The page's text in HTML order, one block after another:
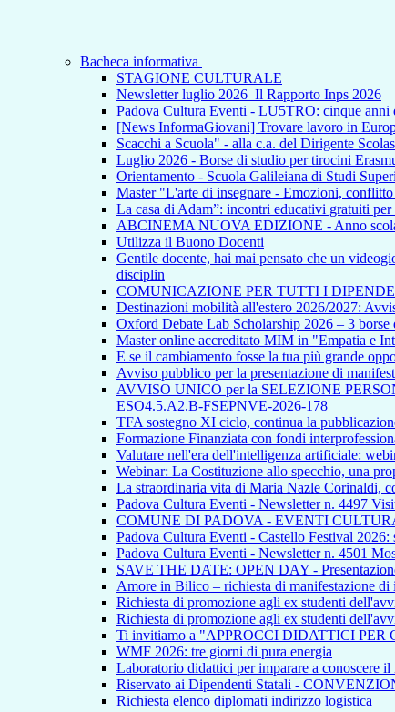
Bacheca informativa
STAGIONE CULTURALE
Newsletter luglio 2026_Il Rapporto Inps 2026
Padova Cultura Eventi - LU5TRO: cinque
[News InformaGiovani] Trovare lavoro in
Scacchi a Scuola" - alla c.a. del Dirigente
Luglio 2026 - Borse di studio per tirocini
Orientamento - Scuola Galileiana di Studi
Master "L'arte di insegnare - Emozioni,
La casa di Adam”: incontri educativi gratuiti per
ABCINEMA NUOVA EDIZIONE - Anno
Utilizza il Buono Docenti
Gentile docente, hai mai pensato che un
disciplin
COMUNICAZIONE PER TUTTI I
Destinazioni mobilità all'estero 2026/2027:
Oxford Debate Lab Scholarship 2026 – 3
Master online accreditato MIM in "Empatia e
E se il cambiamento fosse la tua più grande
Avviso pubblico per la presentazione di
AVVISO UNICO per la SELEZIONE
ESO4.5.A2.B-FSEPNVE-2026-178
TFA sostegno XI ciclo, continua la
Formazione Finanziata con fondi
Valutare nell'era dell'intelligenza artificiale:
Webinar: La Costituzione allo specchio, una
La straordinaria vita di Maria Nazle Corinaldi,
Padova Cultura Eventi - Newsletter n. 4497
COMUNE DI PADOVA - EVENTI
Padova Cultura Eventi - Castello Festival
Padova Cultura Eventi - Newsletter n. 4501
SAVE THE DATE: OPEN DAY -
Amore in Bilico – richiesta di manifestazione di
Richiesta di promozione agli ex studenti
Richiesta di promozione agli ex studenti
Ti invitiamo a "APPROCCI DIDATTICI PER
WMF 2026: tre giorni di pura energia
Laboratorio didattici per imparare a conoscere il
Riservato ai Dipendenti Statali -
Richiesta elenco diplomati indirizzo logistica